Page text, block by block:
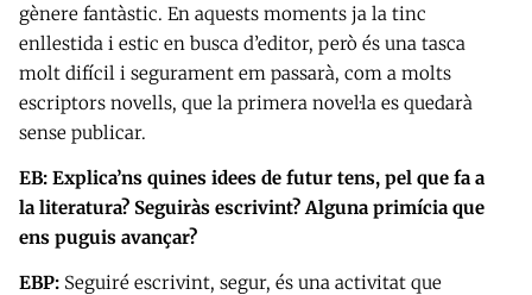
gènere fantàstic. En aquests moments ja la tinc
enllestida i estic en busca d’editor, però és una tasca
molt difícil i segurament em passarà, com a molts
escriptors novells, que la primera novel·la es quedarà
sense publicar.
EB: Explica’ns quines idees de futur tens, pel que fa a
la literatura? Seguiràs escrivint? Alguna primícia que
ens puguis avançar?
EBP: Seguiré escrivint, segur, és una activitat que